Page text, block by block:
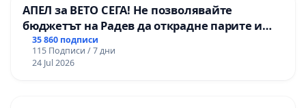
АПЕЛ за ВЕТО СЕГА! Не позволявайте
бюджетът на Радев да открадне парите и
правата ни в тъмното
35 860 подписи
115 Подписи / 7 дни
24 Jul 2026